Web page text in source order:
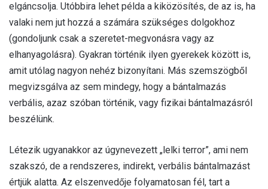
elgáncsolja. Utóbbira lehet példa a kiközösítés, de az is, ha
valaki nem jut hozzá a számára szükséges dolgokhoz
(gondoljunk csak a szeretet-megvonásra vagy az
elhanyagolásra). Gyakran történik ilyen gyerekek között is,
amit utólag nagyon nehéz bizonyítani. Más szemszögből
megvizsgálva az sem mindegy, hogy a bántalmazás
verbális, azaz szóban történik, vagy fizikai bántalmazásról
beszélünk.
Létezik ugyanakkor az úgynevezett „lelki terror”, ami nem
szakszó, de a rendszeres, indirekt, verbális bántalmazást
értjük alatta. Az elszenvedője folyamatosan fél, tart a